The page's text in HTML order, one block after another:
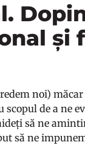
și
noi)
scopul de a ne
să ne
să ne